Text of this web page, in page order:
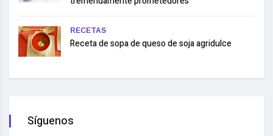
RECETAS
Receta de sopa de queso de soja agridulce
Síguenos